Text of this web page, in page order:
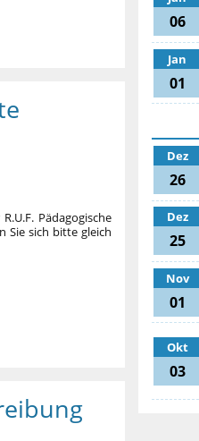
Pädagogische
Sie sich bitte gleich
06
Jan
01
Dez
26
Dez
25
Nov
01
Okt
03